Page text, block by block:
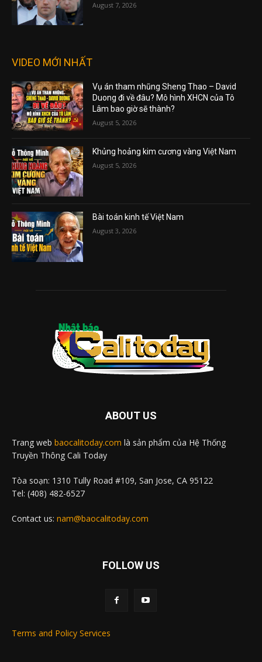
August 7, 2026
VIDEO MỚI NHẤT
Vụ án tham nhũng Sheng Thao – David
Duong đi về đâu? Mô hình XHCN của Tô
Lâm bao giờ sẽ thành?
August 5, 2026
Khủng hoảng kim cương vàng Việt Nam
August 5, 2026
Bài toán kinh tế Việt Nam
August 3, 2026
ABOUT US
Trang web baocalitoday.com là sản phẩm của Hệ Thống
Truyền Thông Cali Today
Tòa soạn: 1310 Tully Road #109, San Jose, CA 95122
Tel: (408) 482-6527
Contact us: nam@baocalitoday.com
FOLLOW US
Terms and Policy Services